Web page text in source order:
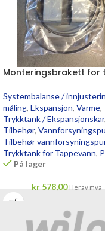
Monteringsbrakett for
Systembalanse /
måling, Ekspansjon, Varme,
Trykktank / Ekspansjonskar,
Tilbehør,
Tilbehør
Trykktank for Tappevann,
På lager
kr 578,00 Herav mva